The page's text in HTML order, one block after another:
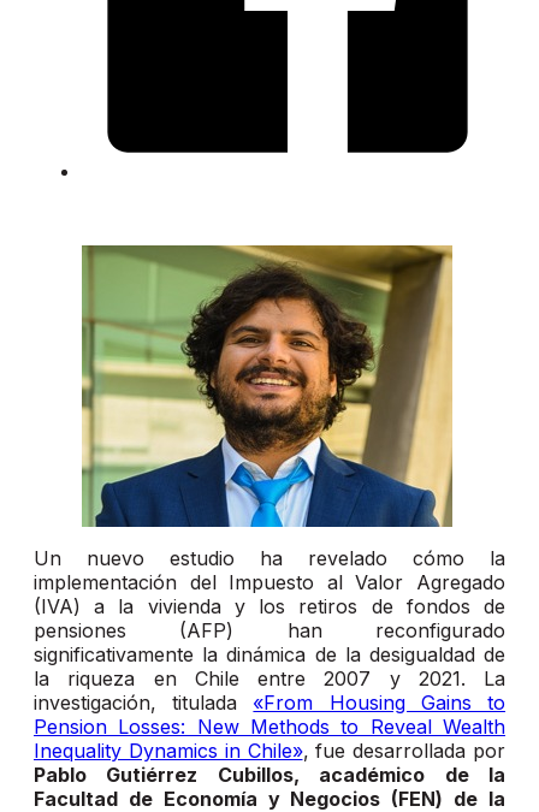
Un nuevo estudio ha revelado cómo la
implementación del Impuesto al Valor Agregado
(IVA) a la vivienda y los retiros de fondos de
pensiones (AFP) han reconfigurado
significativamente la dinámica de la desigualdad de
la riqueza en Chile entre 2007 y 2021. La
investigación, titulada «From Housing Gains to
Pension Losses: New Methods to Reveal Wealth
Inequality Dynamics in Chile», fue desarrollada por
Pablo Gutiérrez Cubillos, académico de la
Facultad de Economía y Negocios (FEN) de la